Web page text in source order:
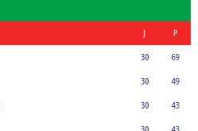
J
P
30
69
30
49
30
43